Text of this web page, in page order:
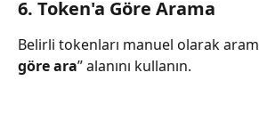
6. Token'a Göre Arama
Belirli tokenları manuel olarak
göre ara” alanını kullanın.